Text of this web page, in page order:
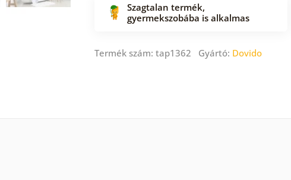
Szagtalan termék,
gyermekszobába is alkalmas
Termék szám: tap1362 Gyártó: Dovido